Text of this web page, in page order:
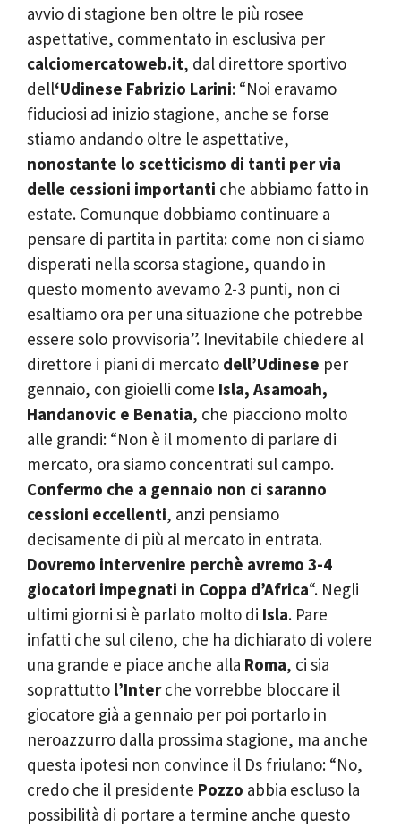
avvio di stagione ben oltre le più rosee
aspettative, commentato in esclusiva per
calciomercatoweb.it, dal direttore sportivo
dell‘Udinese Fabrizio Larini: “Noi eravamo
fiduciosi ad inizio stagione, anche se forse
stiamo andando oltre le aspettative,
nonostante lo scetticismo di tanti per via
delle cessioni importanti che abbiamo fatto in
estate. Comunque dobbiamo continuare a
pensare di partita in partita: come non ci siamo
disperati nella scorsa stagione, quando in
questo momento avevamo 2-3 punti, non ci
esaltiamo ora per una situazione che potrebbe
essere solo provvisoria”. Inevitabile chiedere al
direttore i piani di mercato dell’Udinese per
gennaio, con gioielli come Isla, Asamoah,
Handanovic e Benatia, che piacciono molto
alle grandi: “Non è il momento di parlare di
mercato, ora siamo concentrati sul campo.
Confermo che a gennaio non ci saranno
cessioni eccellenti, anzi pensiamo
decisamente di più al mercato in entrata.
Dovremo intervenire perchè avremo 3-4
giocatori impegnati in Coppa d’Africa“. Negli
ultimi giorni si è parlato molto di Isla. Pare
infatti che sul cileno, che ha dichiarato di volere
una grande e piace anche alla Roma, ci sia
soprattutto l’Interche vorrebbe bloccare il
giocatore già a gennaio per poi portarlo in
neroazzurro dalla prossima stagione, ma anche
questa ipotesi non convince il Ds friulano: “No,
credo che il presidente Pozzo abbia escluso la
possibilità di portare a termine anche questo